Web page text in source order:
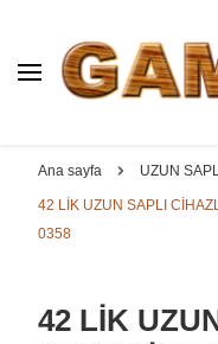
ÖZEL
Padok, Kompozit,
Oyma ve
Ana sayfa UZUN
42 LİK UZUN SAPLI
0358
42 LİK